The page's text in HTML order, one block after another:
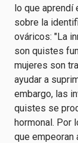
lo que aprendí
sobre la
ováricos: "La
son quistes
mujeres son
ayudar a
embargo, las
quistes se
hormonal. Por
que empeoran